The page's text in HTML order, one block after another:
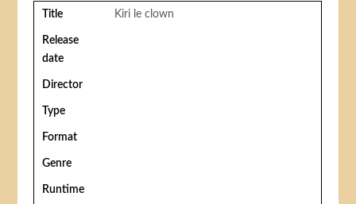
Title Kiri le clown
Release
date
Director
Type
Format
Genre
Runtime